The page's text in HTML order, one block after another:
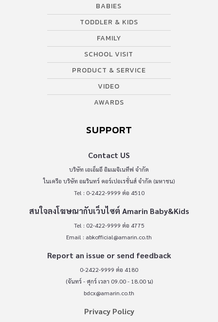
BABIES
TODDLER & KIDS
FAMILY
SCHOOL VISIT
PRODUCT & SERVICE
VIDEO
AWARDS
SUPPORT
Contact US
บริษัท เอเอ็มอี อิมเมจิเนทีฟ จำกัด
ในเครือ บริษัท อมรินทร์ คอร์เปอเรชั่นส์ จำกัด (มหาชน)
Tel : 0-2422-9999 ต่อ 4510
สนใจลงโฆษณากับเว็บไซต์ Amarin Baby&Kids
Tel : 02-422-9999 ต่อ 4775
Email : abkofficial@amarin.co.th
Report an issue or send feedback
0-2422-9999 ต่อ 4180
(จันทร์ - ศุกร์ เวลา 09.00 - 18.00 น)
bdcx@amarin.co.th
Privacy Policy